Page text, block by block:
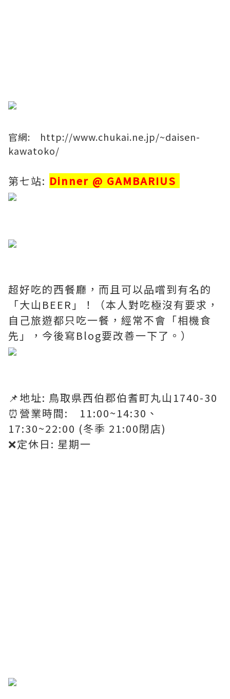
​官網: http://www.chukai.ne.jp/~daisen-
kawatoko/
第七站: Dinner @ GAMBARIUS
超好吃的西餐廳，而且可以品嚐到有名的
「大山BEER」！（本人對吃極沒有要求，
自己旅遊都只吃一餐，經常不會「相機食
先」，今後寫Blog要改善一下了。）
📌地址: 鳥取県西伯郡伯耆町丸山1740-30
⏰營業時間: 11:00~14:30、
17:30~22:00 (冬季 21:00閉店)
❌定休日: 星期一